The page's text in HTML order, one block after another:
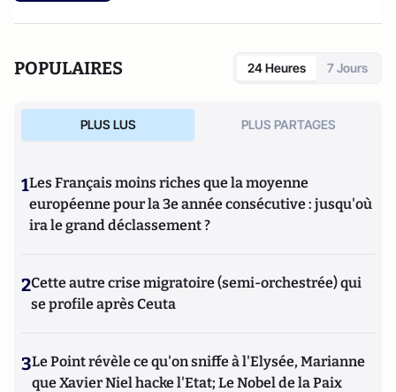
POPULAIRES 24 Heures 7 Jours
PLUS LUS PLUS PARTAGES
1Les Français moins riches que la moyenne
européenne pour la 3e année consécutive : jusqu'où
ira le grand déclassement ?
2Cette autre crise migratoire (semi-orchestrée) qui
se profile après Ceuta
3Le Point révèle ce qu'on sniffe à l'Elysée, Marianne
que Xavier Niel hacke l'Etat; Le Nobel de la Paix